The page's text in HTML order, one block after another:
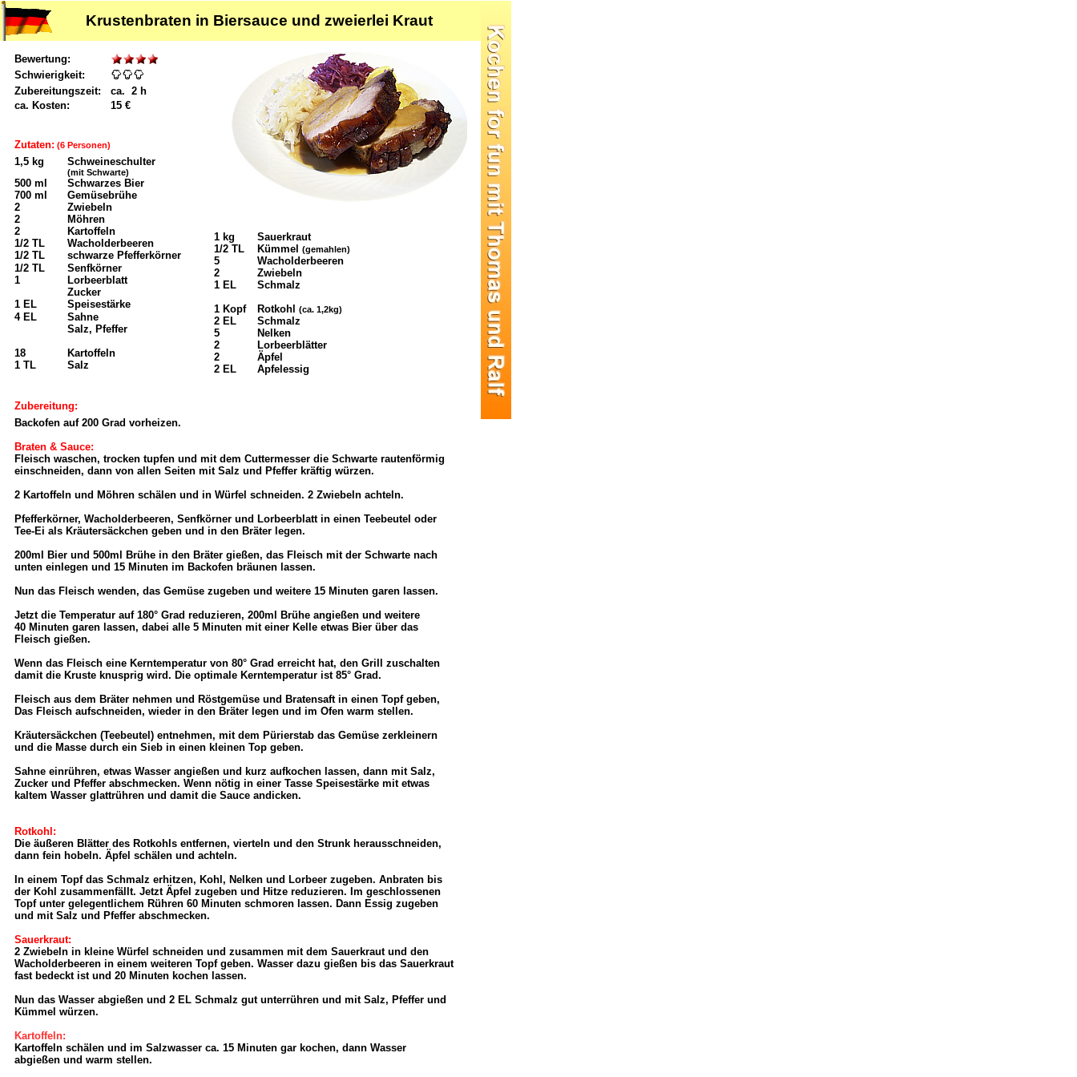
Krustenbraten in Biersauce und zweierlei Kraut
Bewertung:
Schwierigkeit:
Zubereitungszeit:
ca. 2 h
ca. Kosten:
15 €
Zutaten: (6 Personen)
1,5 kg Schweineschulter
(mit Schwarte)
500 ml
Schwarzes Bier
700 ml
Gemüsebrühe
2
Zwiebeln
2
Möhren
2
Kartoffeln
1/2 TL
Wacholderbeeren
1/2 TL
schwarze Pfefferkörner
1/2 TL
Senfkörner
1
Lorbeerblatt
Zucker
1 EL
Speisestärke
4 EL
Sahne
Salz, Pfeffer
18
Kartoffeln
1 TL
Salz
1 kg
Sauerkraut
1/2 TL
Kümmel (gemahlen)
5
Wacholderbeeren
2
Zwiebeln
1 EL
Schmalz
1 Kopf
Rotkohl (ca. 1,2kg)
2 EL
Schmalz
5
Nelken
2
Lorbeerblätter
2
Äpfel
2 EL
Apfelessig
Zubereitung:
Backofen auf 200 Grad vorheizen.
Braten & Sauce:
Fleisch waschen, trocken tupfen und mit dem Cuttermesser die Schwarte rautenförmig
einschneiden, dann von allen Seiten mit Salz und Pfeffer kräftig würzen.
2 Kartoffeln und Möhren schälen und in Würfel schneiden. 2 Zwiebeln achteln.
Pfefferkörner, Wacholderbeeren, Senfkörner und Lorbeerblatt in einen Teebeutel oder
Tee-Ei als Kräutersäckchen geben und in den Bräter legen.
200ml Bier und 500ml Brühe in den Bräter gießen, das Fleisch mit der Schwarte nach
unten einlegen und 15 Minuten im Backofen bräunen lassen.
Nun das Fleisch wenden, das Gemüse zugeben und weitere 15 Minuten garen lassen.
Jetzt die Temperatur auf 180° Grad reduzieren, 200ml Brühe angießen und weitere
40 Minuten garen lassen, dabei alle 5 Minuten mit einer Kelle etwas Bier über das
Fleisch gießen.
Wenn das Fleisch eine Kerntemperatur von 80° Grad erreicht hat, den Grill zuschalten
damit die Kruste knusprig wird. Die optimale Kerntemperatur ist 85° Grad.
Fleisch aus dem Bräter nehmen und Röstgemüse und Bratensaft in einen Topf geben,
Das Fleisch aufschneiden, wieder in den Bräter legen und im Ofen warm stellen.
Kräutersäckchen (Teebeutel) entnehmen, mit dem Pürierstab das Gemüse zerkleinern
und die Masse durch ein Sieb in einen kleinen Top geben.
Sahne einrühren, etwas Wasser angießen und kurz aufkochen lassen, dann mit Salz,
Zucker und Pfeffer abschmecken. Wenn nötig in einer Tasse Speisestärke mit etwas
kaltem Wasser glattrühren und damit die Sauce andicken.
Rotkohl:
Die äußeren Blätter des Rotkohls entfernen, vierteln und den Strunk herausschneiden,
dann fein hobeln. Äpfel schälen und achteln.
In einem Topf das Schmalz erhitzen, Kohl, Nelken und Lorbeer zugeben. Anbraten bis
der Kohl zusammenfällt. Jetzt Äpfel zugeben und Hitze reduzieren. Im geschlossenen
Topf unter gelegentlichem Rühren 60 Minuten schmoren lassen. Dann Essig zugeben
und mit Salz und Pfeffer abschmecken.
Sauerkraut:
2 Zwiebeln in kleine Würfel schneiden und zusammen mit dem Sauerkraut und den
Wacholderbeeren in einem weiteren Topf geben. Wasser dazu gießen bis das Sauerkraut
fast bedeckt ist und 20 Minuten kochen lassen.
Nun das Wasser abgießen und 2 EL Schmalz gut unterrühren und mit Salz, Pfeffer und
Kümmel würzen.
Kartoffeln:
Kartoffeln schälen und im Salzwasser ca. 15 Minuten gar kochen, dann Wasser
abgießen und warm stellen.